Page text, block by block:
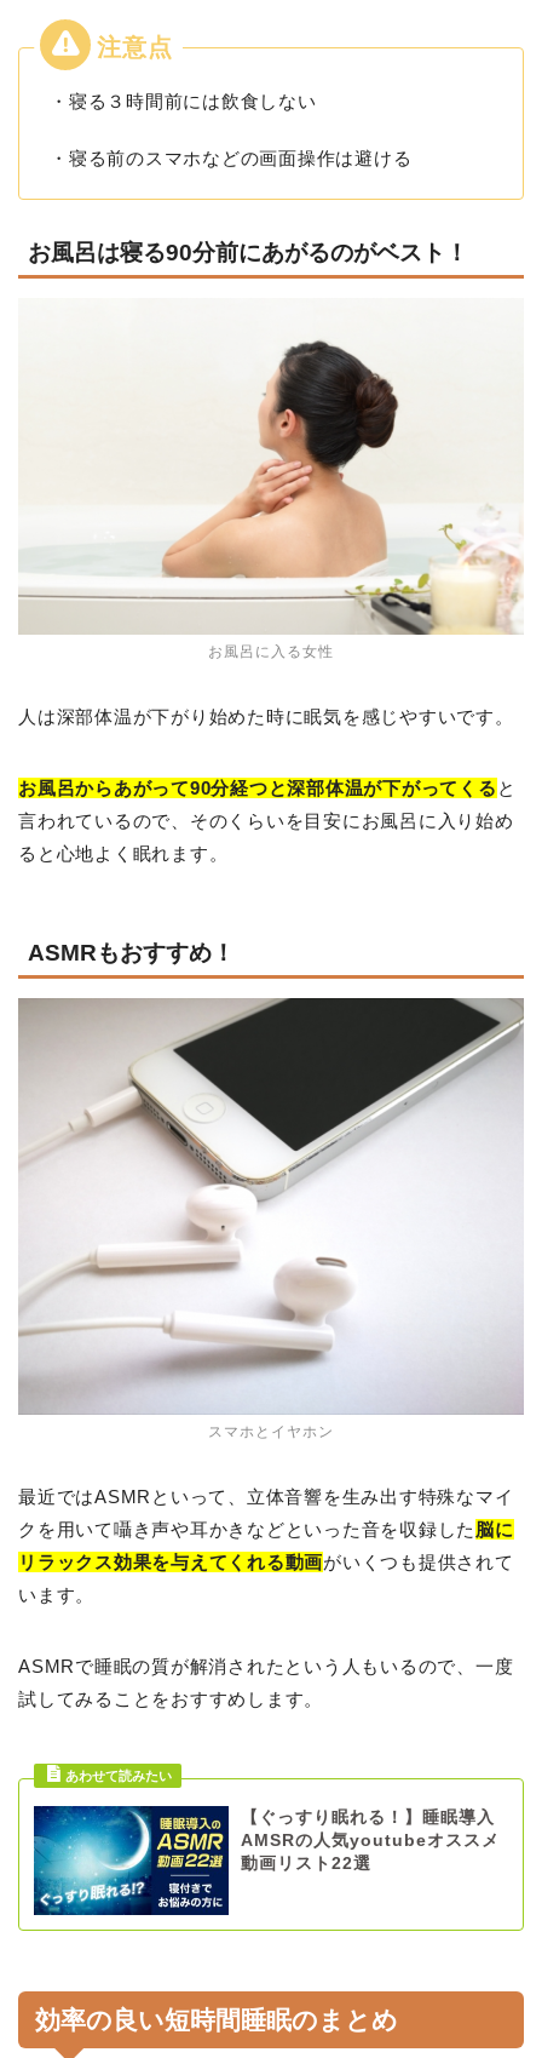
・寝る３時間前には飲食しない
・寝る前のスマホなどの画面操作は避ける
お風呂は寝る90分前にあがるのがベスト！
お風呂に入る女性
人は深部体温が下がり始めた時に眠気を感じやすいです。
お風呂からあがって90分経つと深部体温が下がってくる と
言われているので、そのくらいを目安にお風呂に入り始め
ると心地よく眠れます。
ASMRもおすすめ！
スマホとイヤホン
最近ではASMRといって、立体音響を生み出す特殊なマイ
クを用いて囁き声や耳かきなどといった音を収録した 脳に
リラックス効果を与えてくれる動画がいくつも提供されて
います。
ASMRで睡眠の質が解消されたという人もいるので、一度
試してみることをおすすめします。
【ぐっすり眠れる！】睡眠導入
AMSRの人気youtubeオススメ
動画リスト22選
効率の良い短時間睡眠のまとめ